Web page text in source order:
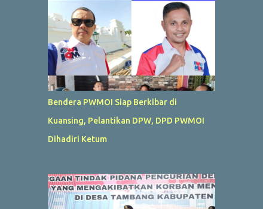
Bendera PWMOI Siap Berkibar di
Kuansing, Pelantikan DPW, DPD PWMOI
Dihadiri Ketum